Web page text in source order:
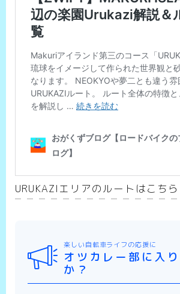
URUKAZIエリアのルートはこち
楽しい自転車ライフの応援に
オツカレー部に入
か？